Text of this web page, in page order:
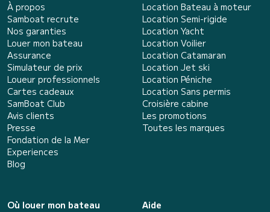
À propos
Samboat recrute
Nos garanties
Louer mon bateau
Assurance
Simulateur de prix
Loueur professionnels
Cartes cadeaux
SamBoat Club
Avis clients
Presse
Fondation de la Mer
Experiences
Blog
Location Bateau à moteur
Location Semi-rigide
Location Yacht
Location Voilier
Location Catamaran
Location Jet ski
Location Péniche
Location Sans permis
Croisière cabine
Les promotions
Toutes les marques
Où louer mon bateau
Aide